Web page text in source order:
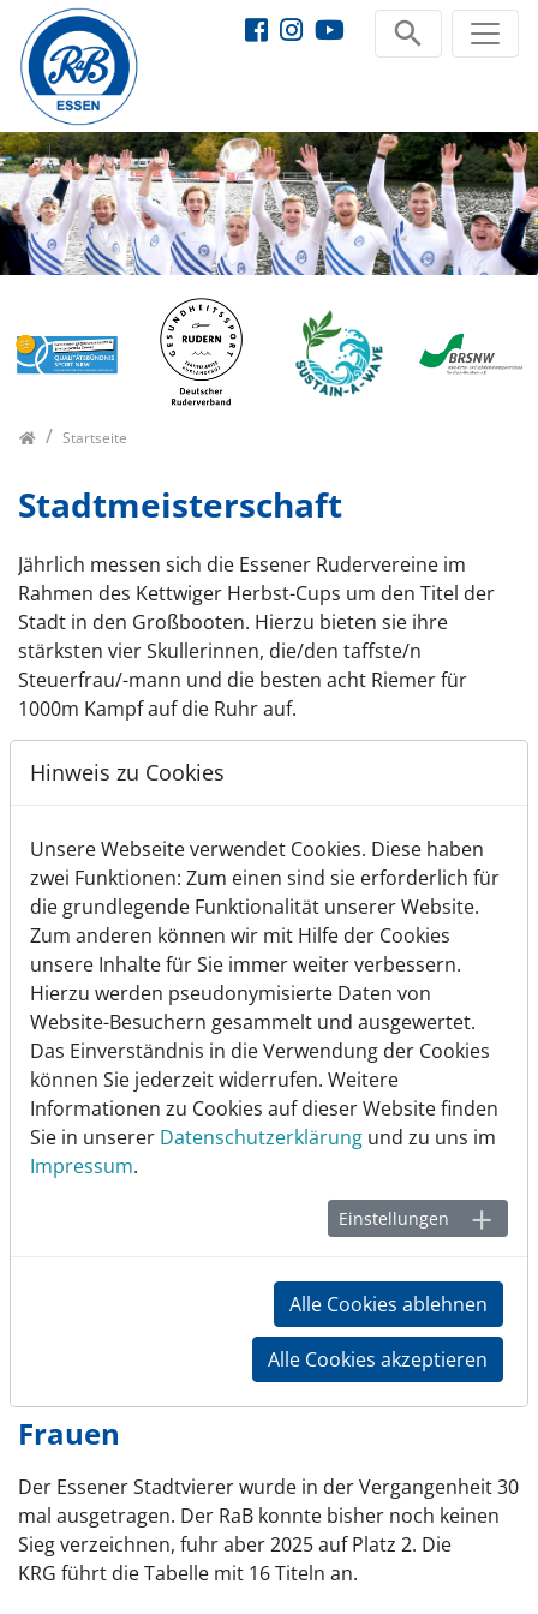
Startseite
Stadtmeisterschaft
Jährlich messen sich die Essener Rudervereine im
Rahmen des Kettwiger Herbst-Cups um den Titel der
Stadt in den Großbooten. Hierzu bieten sie ihre
stärksten vier Skullerinnen, die/den taffste/n
Steuerfrau/-mann und die besten acht Riemer für
1000m Kampf auf die Ruhr auf.
Männer
mal ausgetragen. 29 Siege gingen an den RaB. Damit ist
er Tabellenführer der ewigen Rangliste, drei Siege vor
dem ETUF. Der RaB ist der aktuelle Champion und
Titelverteidiger für 2026. Das Siegerfoto von 2025
v.l.n.r. stehend: Steuermann Moritz Döppner, Daniel
Niedergethmann, Thomas Wichelhaus, Paul Gutberlet,
Julian Kunze, Max Krammenschneider, kniend: Lennard
Löer, Jakob Schneider, Tassilo von Müller.
Frauen
Der Essener Stadtvierer wurde in der Vergangenheit 30
mal ausgetragen. Der RaB konnte bisher noch keinen
Sieg verzeichnen, fuhr aber 2025 auf Platz 2. Die
KRG führt die Tabelle mit 16 Titeln an.
Hinweis zu Cookies
Unsere Webseite verwendet Cookies. Diese haben
zwei Funktionen: Zum einen sind sie erforderlich für
die grundlegende Funktionalität unserer Website.
Zum anderen können wir mit Hilfe der Cookies
unsere Inhalte für Sie immer weiter verbessern.
Hierzu werden pseudonymisierte Daten von
Website-Besuchern gesammelt und ausgewertet.
Das Einverständnis in die Verwendung der Cookies
können Sie jederzeit widerrufen. Weitere
Informationen zu Cookies auf dieser Website finden
Sie in unserer Datenschutzerklärung und zu uns im
Impressum.
Einstellungen
Alle Cookies ablehnen
Alle Cookies akzeptieren